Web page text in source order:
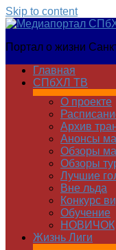
Skip to content
Медиапортал
Портал о жизни
Главная
СПбХЛ ТВ
О проекте
Архив
Анонсы
Обзоры
Обзоры
Лучшие
Вне льда
Конкурс
Обучение
НОВИЧОК
Жизнь Лиги